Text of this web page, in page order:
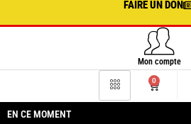
FAIRE UN DON
Mon compte
0
EN CE MOMENT